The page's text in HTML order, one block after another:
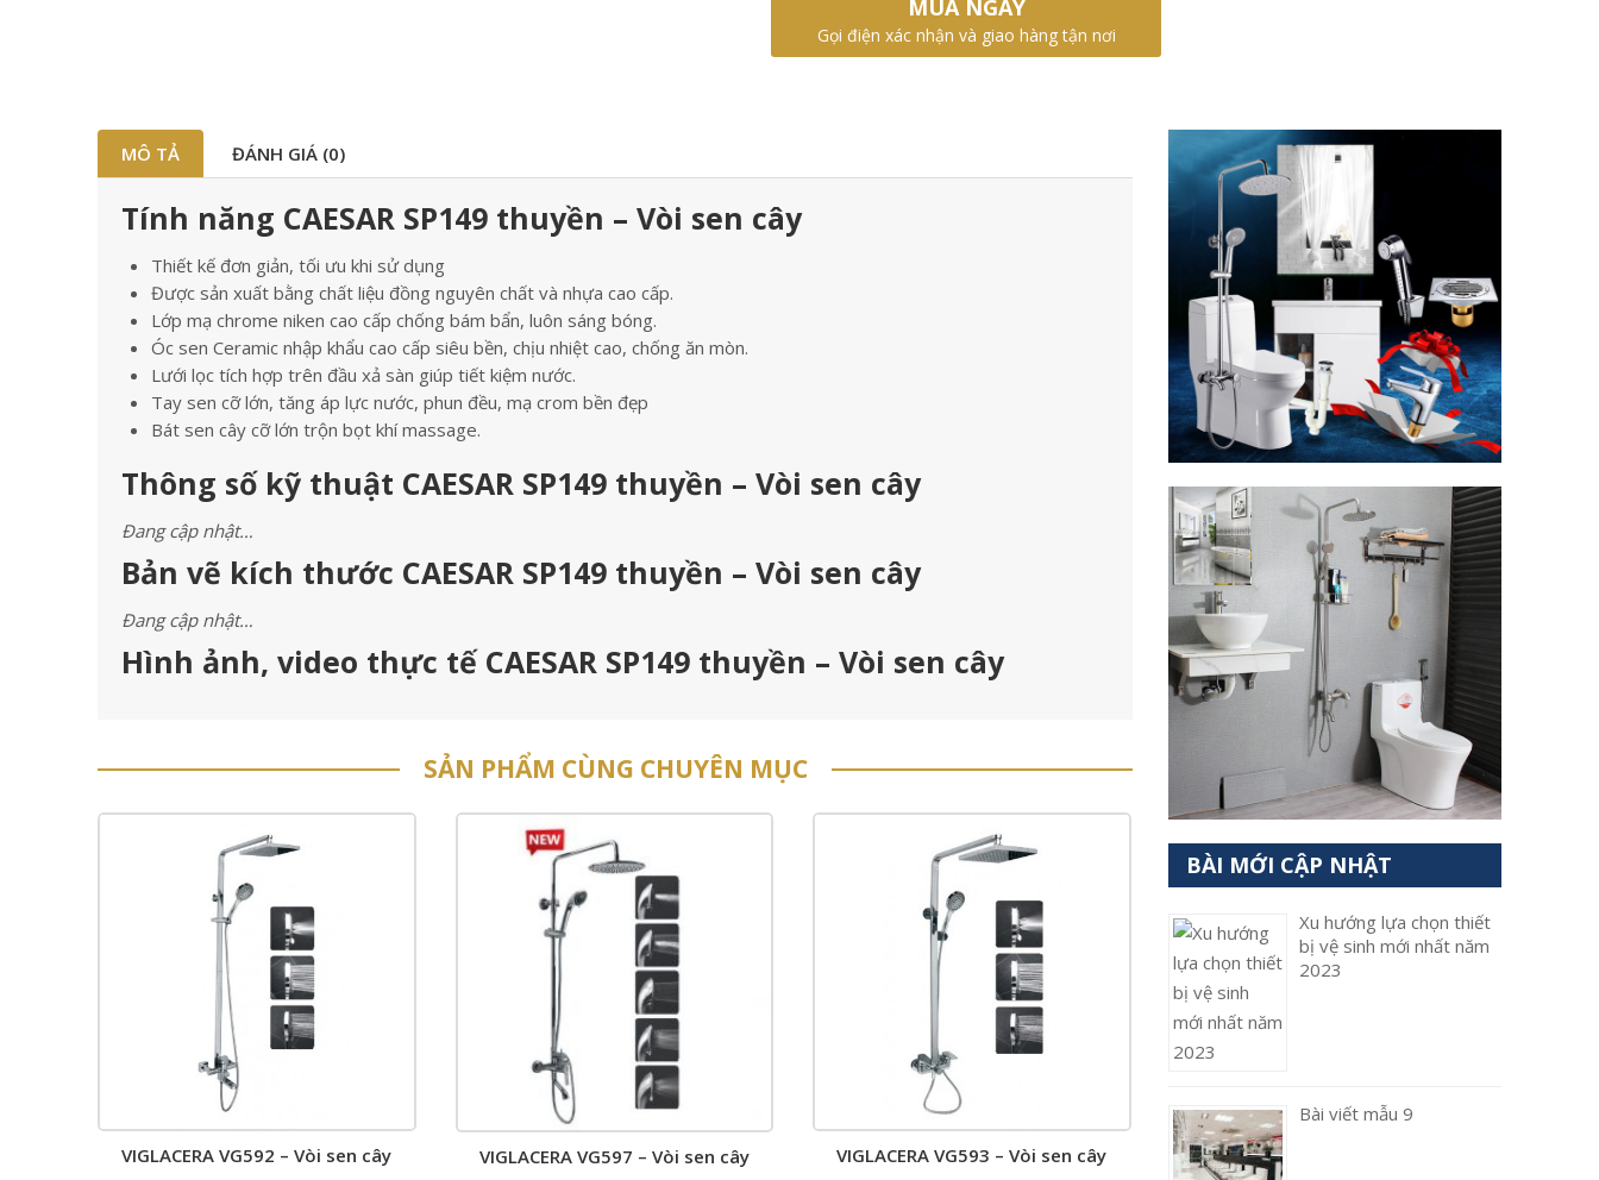
MUA NGAY
Gọi điện xác nhận và giao hàng tận nơi
MÔ TẢ ĐÁNH GIÁ (0)
Tính năng CAESAR SP149 thuyền – Vòi sen cây
Thiết kế đơn giản, tối ưu khi sử dụng
Được sản xuất bằng chất liệu đồng nguyên chất và nhựa cao cấp.
Lớp mạ chrome niken cao cấp chống bám bẩn, luôn sáng bóng.
Óc sen Ceramic nhập khẩu cao cấp siêu bền, chịu nhiệt cao, chống ăn mòn.
Lưới lọc tích hợp trên đầu xả sàn giúp tiết kiệm nước.
Tay sen cỡ lớn, tăng áp lực nước, phun đều, mạ crom bền đẹp
Bát sen cây cỡ lớn trộn bọt khí massage.
Thông số kỹ thuật CAESAR SP149 thuyền – Vòi sen cây
Đang cập nhật…
Bản vẽ kích thước CAESAR SP149 thuyền – Vòi sen cây
Đang cập nhật…
Hình ảnh, video thực tế CAESAR SP149 thuyền – Vòi sen cây
SẢN PHẨM CÙNG CHUYÊN MỤC
VIGLACERA VG592 – Vòi sen cây VIGLACERA VG597 – Vòi sen cây VIGLACERA VG593 – Vòi sen cây
BÀI MỚI CẬP NHẬT
Xu hướng lựa chọn thiết
bị vệ sinh mới nhất năm
2023
Bài viết mẫu 9